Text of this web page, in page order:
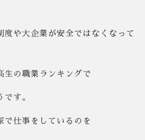
度や大企業が安全ではなくなって
生の職業ランキングで
です。
で仕事をしているのを